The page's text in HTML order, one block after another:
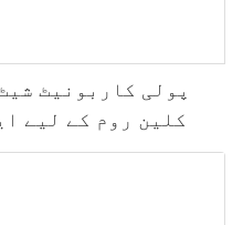
کلین روم کے لیے